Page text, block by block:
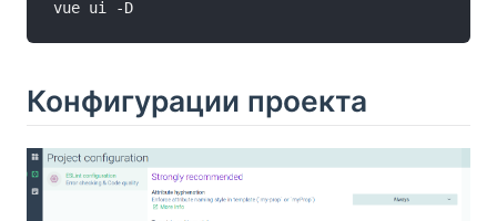
Конфигурации проекта